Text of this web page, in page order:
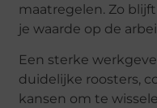
maatregelen. Zo
je waarde op de
Een sterke
duidelijke roosters,
kansen om te